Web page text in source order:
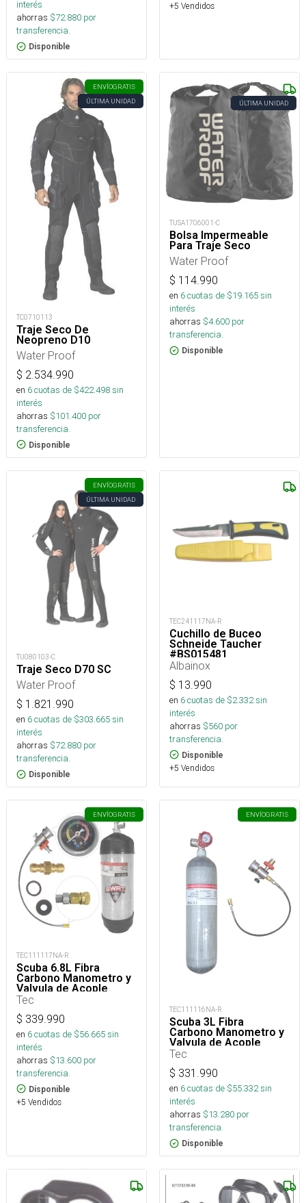
interés
ahorras $72.880 por
transferencia.
Disponible
+5 Vendidos
ENVÍOGRATIS
ÚLTIMA UNIDAD
TC0710113
Traje Seco De
Neopreno D10
Water Proof
$ 2.534.990
en 6cuotas de $422.498sin
interés
ahorras $101.400 por
transferencia.
Disponible
ÚLTIMA UNIDAD
TUSA1706001-C
Bolsa Impermeable
Para Traje Seco
Water Proof
$ 114.990
en 6cuotas de $19.165sin
interés
ahorras $4.600 por
transferencia.
Disponible
ENVÍOGRATIS
ÚLTIMA UNIDAD
TU080103-C
Traje Seco D70 SC
Water Proof
$ 1.821.990
en 6cuotas de $303.665sin
interés
ahorras $72.880 por
transferencia.
Disponible
TEC241117NA-R
Cuchillo de Buceo
Schneide Taucher
#BS015481
Albainox
$ 13.990
en 6cuotas de $2.332sin
interés
ahorras $560 por
transferencia.
Disponible
+5 Vendidos
ENVÍOGRATIS
TEC111117NA-R
Scuba 6.8L Fibra
Carbono Manometro y
Valvula de Acople
Tec
$ 339.990
en 6cuotas de $56.665sin
interés
ahorras $13.600 por
transferencia.
Disponible
+5 Vendidos
ENVÍOGRATIS
TEC111116NA-R
Scuba 3L Fibra
Carbono Manometro y
Valvula de Acople
Tec
$ 331.990
en 6cuotas de $55.332sin
interés
ahorras $13.280 por
transferencia.
Disponible